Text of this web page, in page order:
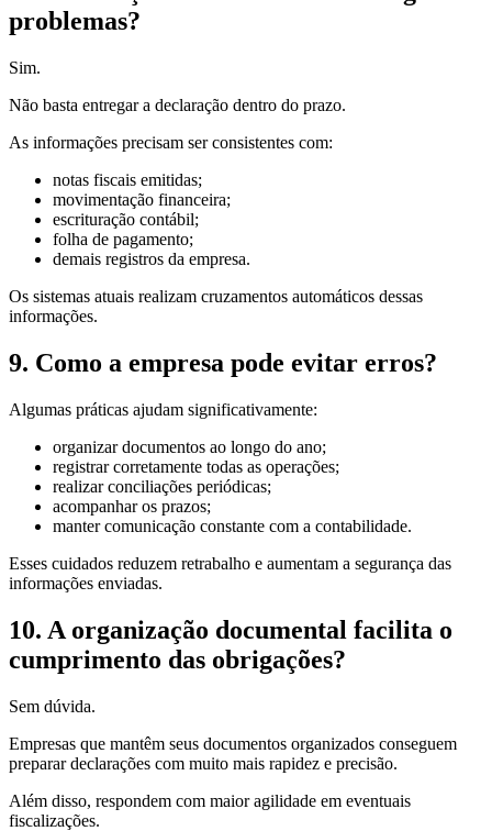
problemas?
Sim.
Não basta entregar a declaração dentro do prazo.
As informações precisam ser consistentes com:
notas fiscais emitidas;
movimentação financeira;
escrituração contábil;
folha de pagamento;
demais registros da empresa.
Os sistemas atuais realizam cruzamentos automáticos dessas
informações.
9. Como a empresa pode evitar erros?
Algumas práticas ajudam significativamente:
organizar documentos ao longo do ano;
registrar corretamente todas as operações;
realizar conciliações periódicas;
acompanhar os prazos;
manter comunicação constante com a contabilidade.
Esses cuidados reduzem retrabalho e aumentam a segurança das
informações enviadas.
10. A organização documental facilita o
cumprimento das obrigações?
Sem dúvida.
Empresas que mantêm seus documentos organizados conseguem
preparar declarações com muito mais rapidez e precisão.
Além disso, respondem com maior agilidade em eventuais
fiscalizações.